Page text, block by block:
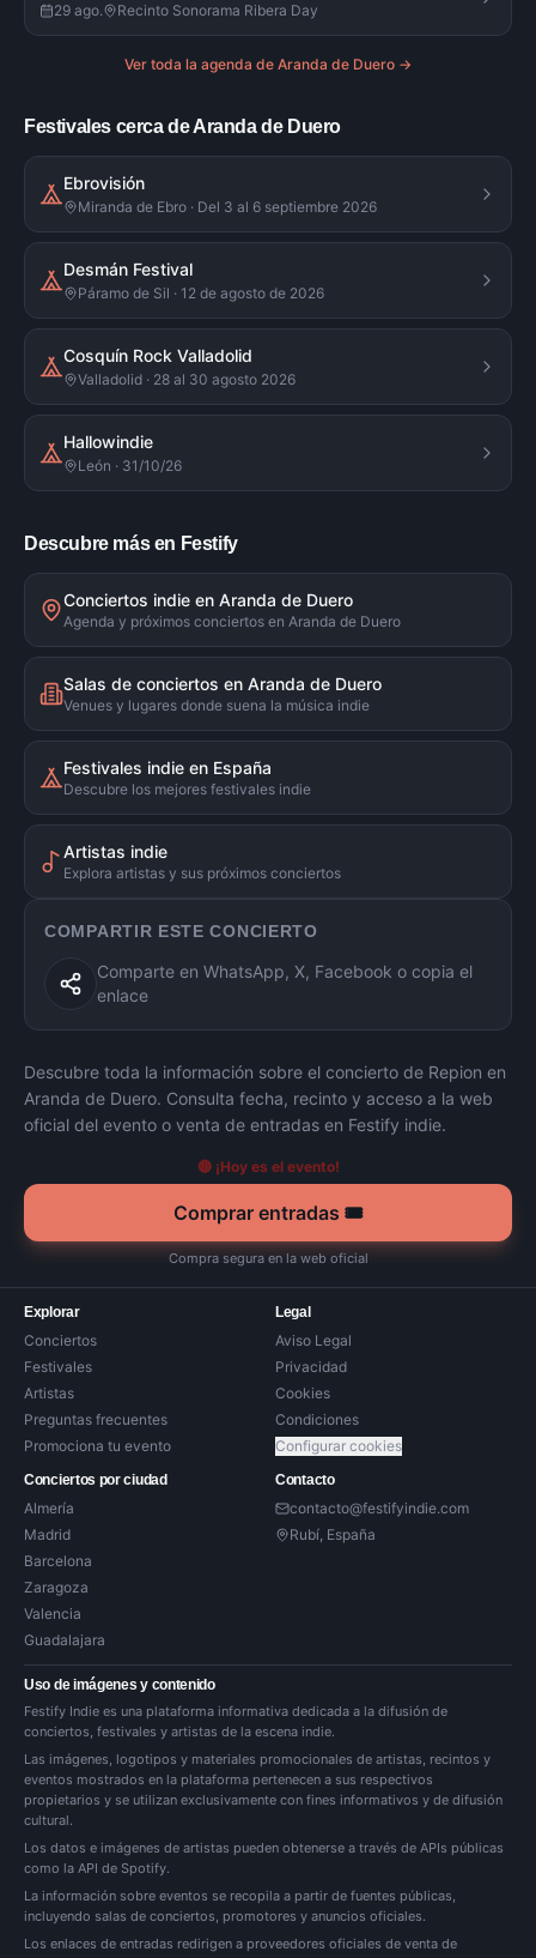
29 ago. Recinto Sonorama Ribera Day
Ver toda la agenda de Aranda de Duero →
Festivales cerca de Aranda de Duero
Ebrovisión
Miranda de Ebro · Del 3 al 6 septiembre 2026
Desmán Festival
Páramo de Sil · 12 de agosto de 2026
Cosquín Rock Valladolid
Valladolid · 28 al 30 agosto 2026
Hallowindie
León · 31/10/26
Descubre más en Festify
Conciertos indie en Aranda de Duero
Agenda y próximos conciertos en Aranda de Duero
Salas de conciertos en Aranda de Duero
Venues y lugares donde suena la música indie
Festivales indie en España
Descubre los mejores festivales indie
Artistas indie
Explora artistas y sus próximos conciertos
COMPARTIR ESTE CONCIERTO
Comparte en WhatsApp, X, Facebook o copia el
enlace
Descubre toda la información sobre el concierto de Repion en
Aranda de Duero. Consulta fecha, recinto y acceso a la web
oficial del evento o venta de entradas en Festify indie.
🔴 ¡Hoy es el evento!
Comprar entradas 🎟️
Compra segura en la web oficial
Explorar
Conciertos
Festivales
Artistas
Preguntas frecuentes
Promociona tu evento
Legal
Aviso Legal
Privacidad
Cookies
Condiciones
Configurar cookies
Conciertos por ciudad
Almería
Madrid
Barcelona
Zaragoza
Valencia
Guadalajara
Contacto
contacto@festifyindie.com
Rubí, España
Uso de imágenes y contenido
Festify Indie es una plataforma informativa dedicada a la difusión de
conciertos, festivales y artistas de la escena indie.
Las imágenes, logotipos y materiales promocionales de artistas, recintos y
eventos mostrados en la plataforma pertenecen a sus respectivos
propietarios y se utilizan exclusivamente con fines informativos y de difusión
cultural.
Los datos e imágenes de artistas pueden obtenerse a través de APIs públicas
como la API de Spotify.
La información sobre eventos se recopila a partir de fuentes públicas,
incluyendo salas de conciertos, promotores y anuncios oficiales.
Los enlaces de entradas redirigen a proveedores oficiales de venta de